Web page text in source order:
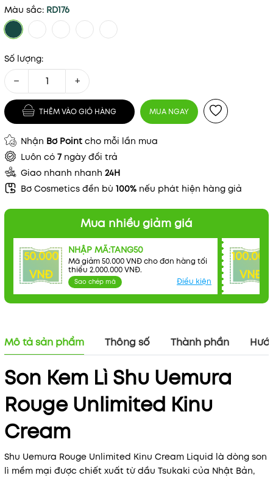
Màu sắc: RD176
Số lượng:
− +
THÊM VÀO GIỎ HÀNG MUA NGAY
Nhận Bơ Point cho mỗi lần mua
Luôn có 7 ngày đổi trả
Giao nhanh nhanh 24H
Bơ Cosmetics đền bù 100% nếu phát hiện hàng giả
Mua nhiều giảm giá
50.000
VNĐ
NHẬP MÃ:TANG50
Mã giảm 50.000 VNĐ cho đơn hàng tối
thiểu 2.000.000 VNĐ.
Sao chép mã Điều kiện
100.000
VNĐ
Mô tả sản phẩm Thông số Thành phần
Son Kem Lì Shu Uemura
Rouge Unlimited Kinu
Cream
Shu Uemura Rouge Unlimited Kinu Cream Liquid là dòng son
lì mềm mại được chiết xuất từ ​​dầu Tsukaki của Nhật Bản,